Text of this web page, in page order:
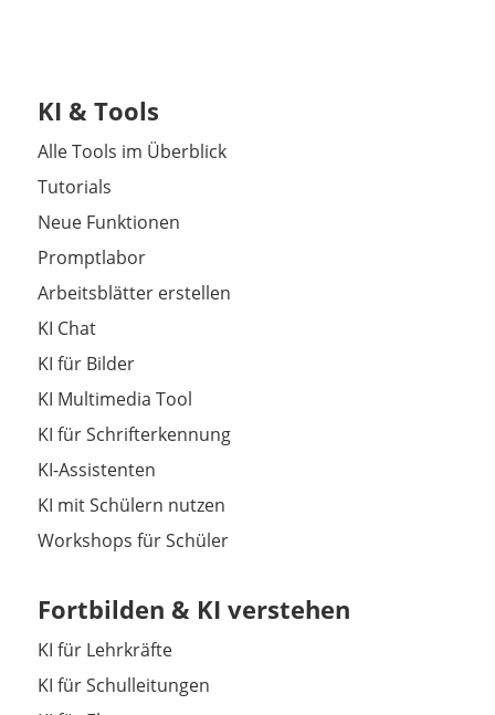
KI & Tools
Alle Tools im Überblick
Tutorials
Neue Funktionen
Promptlabor
Arbeitsblätter erstellen
KI Chat
KI für Bilder
KI Multimedia Tool
KI für Schrifterkennung
KI-Assistenten
KI mit Schülern nutzen
Workshops für Schüler
Fortbilden & KI verstehen
KI für Lehrkräfte
KI für Schulleitungen